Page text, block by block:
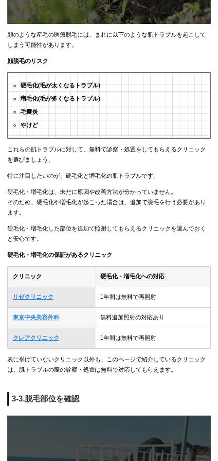
顔のような産毛の医療脱毛には、まれに以下のような肌トラブルを起こして
しまう可能性があります。
顔脱毛のリスク
硬毛化(毛が太くなるトラブル)
増毛化(毛が多くなるトラブル)
毛嚢炎
やけど
これらの肌トラブルに対して、無料で診察・処置をしてもらえるクリニック
を選びましょう。
特に注目したいのが、硬毛化と増毛化の肌トラブルです。
硬毛化・増毛化は、未だに原因や改善方法が分かっていません。
そのため、硬毛化や増毛化が起こった場合は、追加で脱毛を行う必要があり
ます。
硬毛化・増毛化した部位を追加で照射してもらえるクリニックを選んでおく
と安心です。
硬毛化・増毛化の保証があるクリニック
クリニック 硬毛化・増毛化への対応
リゼクリニック 1年間は無料で再照射
東京中央美容外科 無料追加照射の対応あり
クレアクリニック 1年間は無料で再照射
表に挙げていないクリニック以外も、このページで紹介しているクリニック
は、肌トラブルの際の診察・処置は無料で対応してもらえます。
3-3.脱毛部位を確認